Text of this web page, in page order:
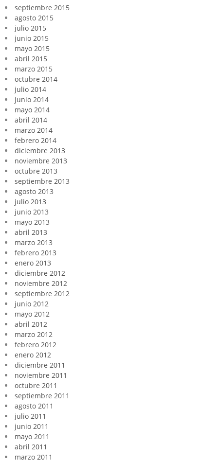
septiembre 2015
agosto 2015
julio 2015
junio 2015
mayo 2015
abril 2015
marzo 2015
octubre 2014
julio 2014
junio 2014
mayo 2014
abril 2014
marzo 2014
febrero 2014
diciembre 2013
noviembre 2013
octubre 2013
septiembre 2013
agosto 2013
julio 2013
junio 2013
mayo 2013
abril 2013
marzo 2013
febrero 2013
enero 2013
diciembre 2012
noviembre 2012
septiembre 2012
junio 2012
mayo 2012
abril 2012
marzo 2012
febrero 2012
enero 2012
diciembre 2011
noviembre 2011
octubre 2011
septiembre 2011
agosto 2011
julio 2011
junio 2011
mayo 2011
abril 2011
marzo 2011